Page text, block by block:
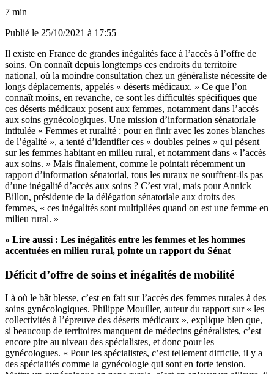
7 min
Publié le 25/10/2021 à 17:55
Il existe en France de grandes inégalités face à l’accès à l’offre de
soins. On connaît depuis longtemps ces endroits du territoire
national, où la moindre consultation chez un généraliste nécessite de
longs déplacements, appelés « déserts médicaux. » Ce que l’on
connaît moins, en revanche, ce sont les difficultés spécifiques que
ces déserts médicaux posent aux femmes, notamment dans l’accès
aux soins gynécologiques. Une mission d’information sénatoriale
intitulée « Femmes et ruralité : pour en finir avec les zones blanches
de l’égalité », a tenté d’identifier ces « doubles peines » qui pèsent
sur les femmes habitant en milieu rural, et notamment dans « l’accès
aux soins. » Mais finalement, comme le pointait récemment un
rapport d’information sénatorial, tous les ruraux ne souffrent-ils pas
d’une inégalité d’accès aux soins ? C’est vrai, mais pour Annick
Billon, présidente de la délégation sénatoriale aux droits des
femmes, « ces inégalités sont multipliées quand on est une femme en
milieu rural. »
» Lire aussi : Les inégalités entre les femmes et les hommes
accentuées en milieu rural, pointe un rapport du Sénat
Déficit d’offre de soins et inégalités de mobilité
Là où le bât blesse, c’est en fait sur l’accès des femmes rurales à des
soins gynécologiques. Philippe Mouiller, auteur du rapport sur « les
collectivités à l’épreuve des déserts médicaux », explique bien que,
si beaucoup de territoires manquent de médecins généralistes, c’est
encore pire au niveau des spécialistes, et donc pour les
gynécologues. « Pour les spécialistes, c’est tellement difficile, il y a
des spécialités comme la gynécologie qui sont en forte tension.